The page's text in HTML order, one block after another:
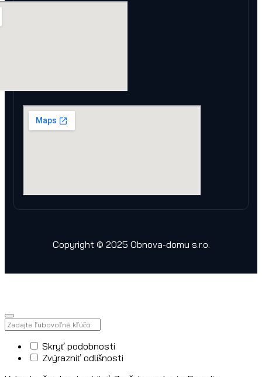
Copyright © 2025 Obnova-domu s.r.o.
Skryť podobnosti
Zvýrazniť odlišnosti